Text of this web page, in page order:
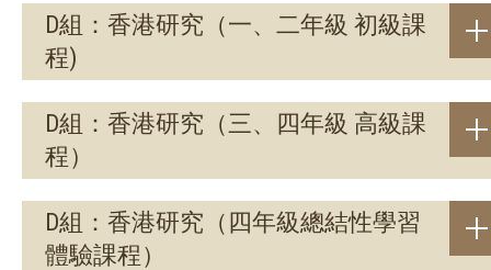
D組：香港研究（一、二年級 初級課
程)
D組：香港研究（三、四年級 高級課
程）
D組：香港研究（四年級總結性學習
體驗課程）